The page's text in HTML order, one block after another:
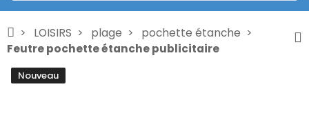
LOISIRS plage
pochette étanche
Feutre pochette étanche publicitaire
Nouveau